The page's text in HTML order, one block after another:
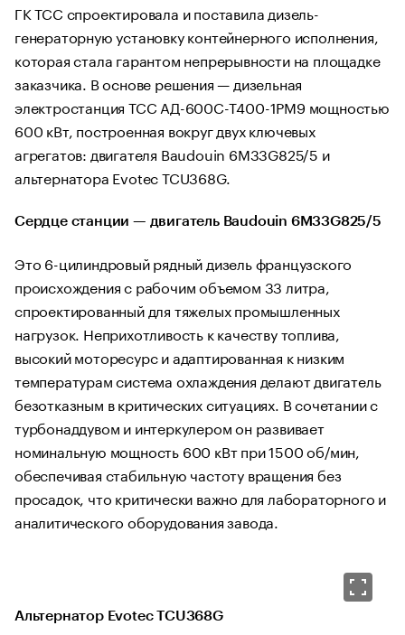
ГК ТСС спроектировала и поставила дизель-
генераторную установку контейнерного исполнения,
которая стала гарантом непрерывности на площадке
заказчика. В основе решения — дизельная
электростанция ТСС АД-600С-Т400-1РМ9 мощностью
600 кВт, построенная вокруг двух ключевых
агрегатов: двигателя Baudouin 6M33G825/5 и
альтернатора Evotec TCU368G.
Сердце станции — двигатель Baudouin 6M33G825/5
Это 6-цилиндровый рядный дизель французского
происхождения с рабочим объемом 33 литра,
спроектированный для тяжелых промышленных
нагрузок. Неприхотливость к качеству топлива,
высокий моторесурс и адаптированная к низким
температурам система охлаждения делают двигатель
безотказным в критических ситуациях. В сочетании с
турбонаддувом и интеркулером он развивает
номинальную мощность 600 кВт при 1500 об/мин,
обеспечивая стабильную частоту вращения без
просадок, что критически важно для лабораторного и
аналитического оборудования завода.
Альтернатор Evotec TCU368G